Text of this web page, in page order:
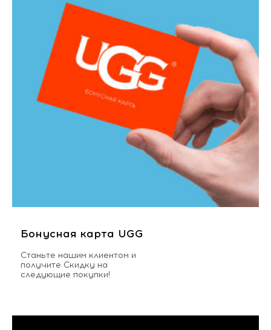
Бонусная карта UGG
Станьте нашим клиентом и
получите Скидку на
следующие покупки!